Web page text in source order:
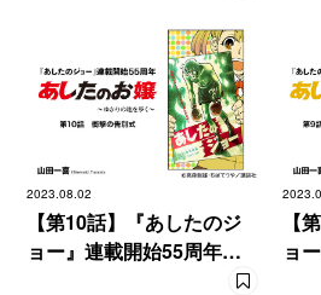
2023.08.02
【第10話】『あしたのジ
ョー』連載開始55周年
漫画『あしたのお嬢 〜
【
ョ
漫